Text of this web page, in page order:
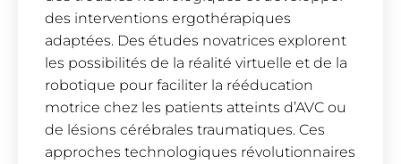
des interventions ergothérapiques
adaptées. Des études novatrices explorent
les possibilités de la réalité virtuelle et de la
robotique pour faciliter la rééducation
motrice chez les patients atteints d’AVC ou
de lésions cérébrales traumatiques. Ces
approches technologiques révolutionnaires